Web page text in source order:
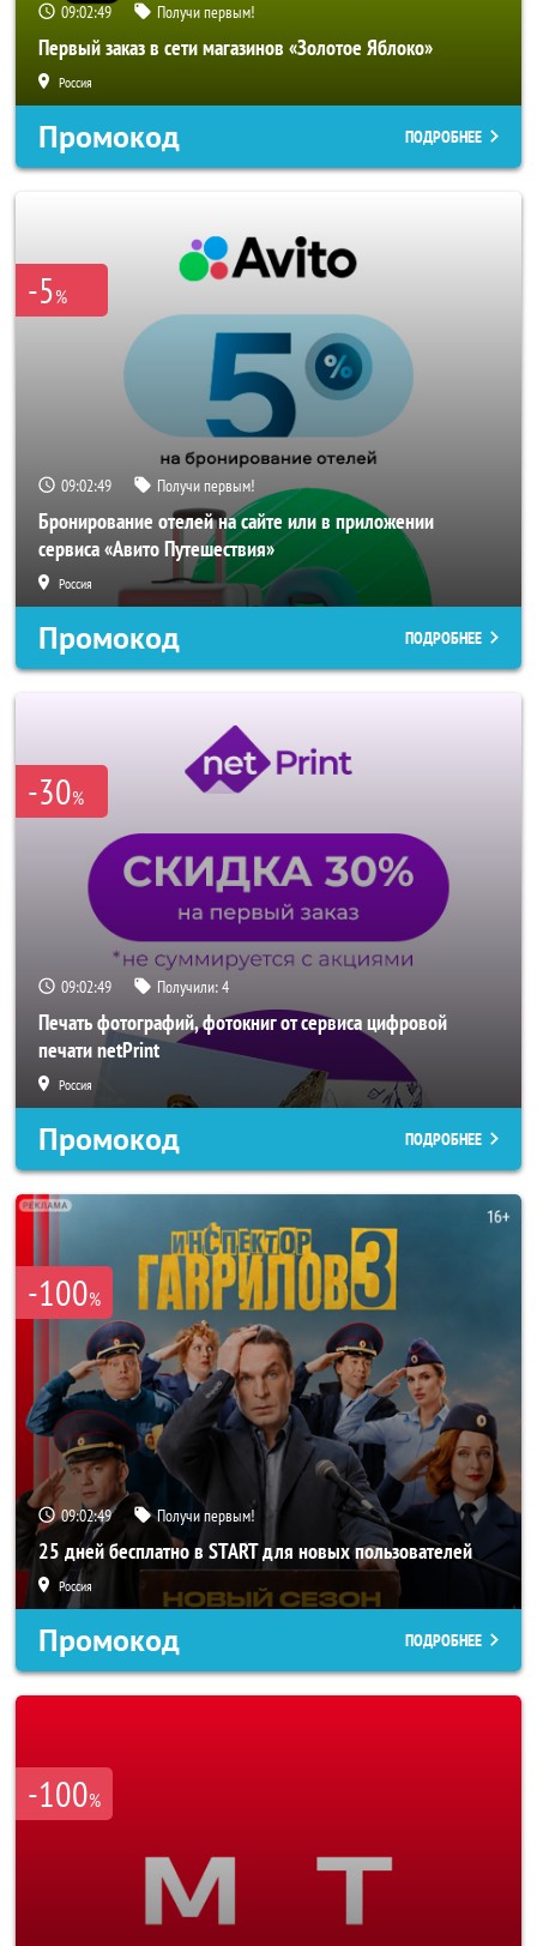
09:02:47 Получи первым!
Первый заказ в сети магазинов «Золотое Яблоко»
Россия
Промокод ПОДРОБНЕЕ
-5%
09:02:47 Получи первым!
Бронирование отелей на сайте или в приложении
сервиса «Авито Путешествия»
Россия
Промокод ПОДРОБНЕЕ
-30%
09:02:47 Получили:4
Печать фотографий, фотокниг от сервиса цифровой
печати netPrint
Россия
Промокод ПОДРОБНЕЕ
-100%
09:02:47 Получи первым!
25 дней бесплатно в START для новых пользователей
Россия
Промокод ПОДРОБНЕЕ
-100%